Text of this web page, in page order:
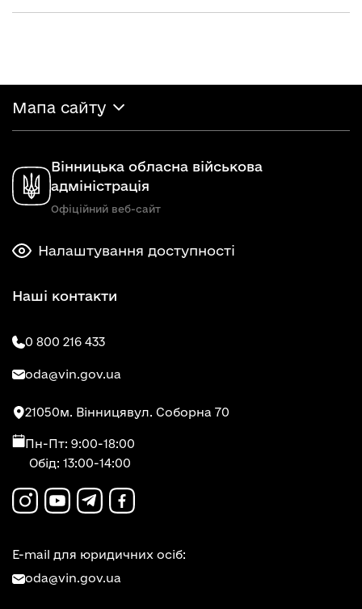
Мапа сайту
Вінницька обласна військова
адміністрація
Офіційний веб-сайт
Налаштування доступності
Наші контакти
0 800 216 433
oda@vin.gov.ua
21050м. Вінницявул. Соборна 70
Пн-Пт: 9:00-18:00
Обід: 13:00-14:00
E-mail для юридичних осіб:
oda@vin.gov.ua